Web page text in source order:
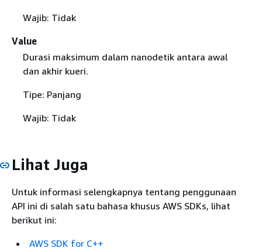
Wajib: Tidak
Value
Durasi maksimum dalam nanodetik antara awal
dan akhir kueri.
Tipe: Panjang
Wajib: Tidak
Lihat Juga
Untuk informasi selengkapnya tentang penggunaan
API ini di salah satu bahasa khusus AWS SDKs, lihat
berikut ini:
AWS SDK for C++